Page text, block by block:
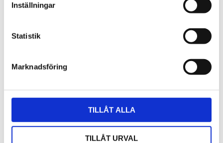
Inställningar
Statistik
Marknadsföring
TILLÅT ALLA
TILLÅT URVAL
Bli den första att lämna ett omdöme.